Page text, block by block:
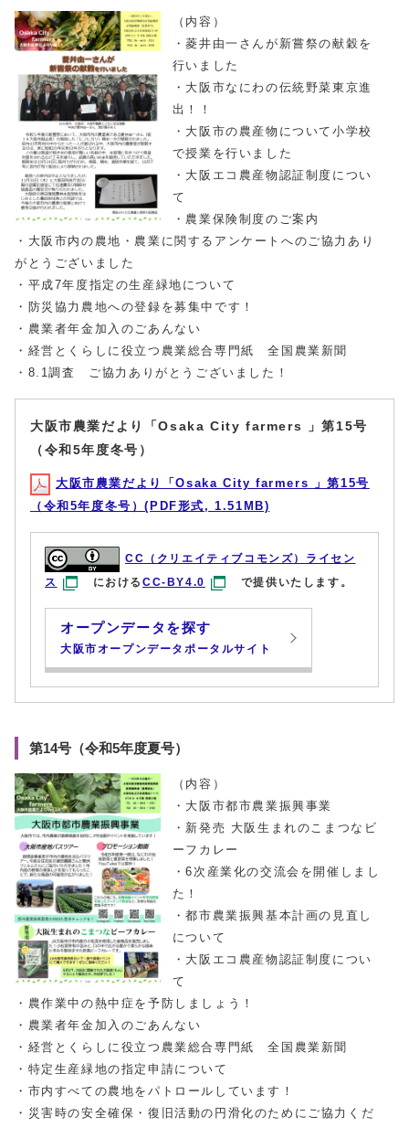
（内容）
・菱井由一さんが新嘗祭の献穀を
行いました
・大阪市なにわの伝統野菜東京進
出！！
・大阪市の農産物について小学校
で授業を行いました
・大阪エコ農産物認証制度につい
て
・農業保険制度のご案内
・大阪市内の農地・農業に関するアンケートへのご協力あり
がとうございました
・平成7年度指定の生産緑地について
・防災協力農地への登録を募集中です！
・農業者年金加入のごあんない
・経営とくらしに役立つ農業総合専門紙 全国農業新聞
・8.1調査 ご協力ありがとうございました！
大阪市農業だより「Osaka City farmers 」第15号
（令和5年度冬号）
大阪市農業だより「Osaka City farmers 」第15号
（令和5年度冬号）(PDF形式, 1.51MB)
CC（クリエイティブコモンズ）ライセン
ス
におけるCC-BY4.0 で提供いたします。
オープンデータを探す
大阪市オープンデータポータルサイト
第14号（令和5年度夏号）
（内容）
・大阪市都市農業振興事業
・新発売 大阪生まれのこまつなビ
ーフカレー
・6次産業化の交流会を開催しまし
た！
・都市農業振興基本計画の見直し
について
・大阪エコ農産物認証制度につい
て
・農作業中の熱中症を予防しましょう！
・農業者年金加入のごあんない
・経営とくらしに役立つ農業総合専門紙 全国農業新聞
・特定生産緑地の指定申請について
・市内すべての農地をパトロールしています！
・災害時の安全確保・復旧活動の円滑化のためにご協力くだ